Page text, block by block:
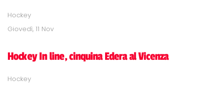
Hockey
Giovedì, 11 Nov
Hockey In line, cinquina Edera al Vicenza
Hockey